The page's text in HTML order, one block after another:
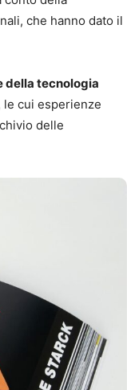
che hanno dato il
della tecnologia
le cui esperienze
delle